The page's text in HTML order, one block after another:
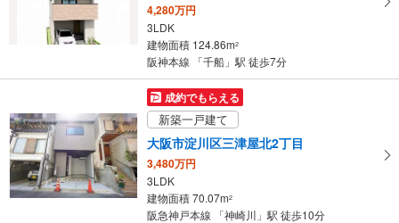
4,280万円
3LDK
建物面積 124.86m2
阪神本線 「千船」駅 徒歩7分
成約でもらえる
新築一戸建て
大阪市淀川区三津屋北2丁目
3,480万円
3LDK
建物面積 70.07m2
阪急神戸本線 「神崎川」駅 徒歩10分